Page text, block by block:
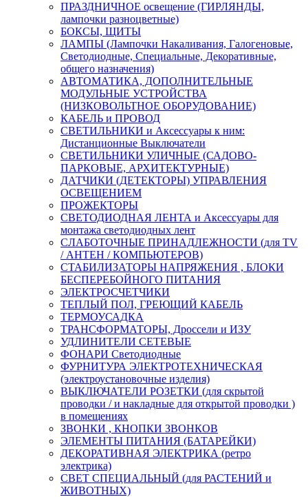
ПРАЗДНИЧНОЕ освещение (ГИРЛЯНДЫ,
лампочки разноцветные)
БОКСЫ, ЩИТЫ
ЛАМПЫ (Лампочки Накаливания, Галогеновые,
Светодиодные, Специальные, Декоративные,
общего назначения)
АВТОМАТИКА, ДОПОЛНИТЕЛЬНЫЕ
МОДУЛЬНЫЕ УСТРОЙСТВА
(НИЗКОВОЛЬТНОЕ ОБОРУДОВАНИЕ)
КАБЕЛЬ и ПРОВОД
СВЕТИЛЬНИКИ и Аксессуары к ним:
Дистанционные Выключатели
СВЕТИЛЬНИКИ УЛИЧНЫЕ (САДОВО-
ПАРКОВЫЕ, АРХИТЕКТУРНЫЕ)
ДАТЧИКИ (ДЕТЕКТОРЫ) УПРАВЛЕНИЯ
ОСВЕЩЕНИЕМ
ПРОЖЕКТОРЫ
СВЕТОДИОДНАЯ ЛЕНТА и Аксессуары для
монтажа светодиодных лент
СЛАБОТОЧНЫЕ ПРИНАДЛЕЖНОСТИ (для TV
/ АНТЕН / КОМПЬЮТЕРОВ)
СТАБИЛИЗАТОРЫ НАПРЯЖЕНИЯ , БЛОКИ
БЕСПЕРЕБОЙНОГО ПИТАНИЯ
ЭЛЕКТРОСЧЕТЧИКИ
ТЕПЛЫЙ ПОЛ, ГРЕЮЩИЙ КАБЕЛЬ
ТЕРМОУСАДКА
ТРАНСФОРМАТОРЫ, Дроссели и ИЗУ
УДЛИНИТЕЛИ СЕТЕВЫЕ
ФОНАРИ Светодиодные
ФУРНИТУРА ЭЛЕКТРОТЕХНИЧЕСКАЯ
(электроустановочные изделия)
ВЫКЛЮЧАТЕЛИ РОЗЕТКИ (для скрытой
проводки / и накладные для открытой проводки )
в помещениях
ЗВОНКИ , КНОПКИ ЗВОНКОВ
ЭЛЕМЕНТЫ ПИТАНИЯ (БАТАРЕЙКИ)
ДЕКОРАТИВНАЯ ЭЛЕКТРИКА (ретро
электрика)
СВЕТ СПЕЦИАЛЬНЫЙ (для РАСТЕНИЙ и
ЖИВОТНЫХ)